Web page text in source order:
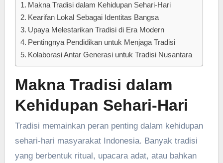
Makna Tradisi dalam Kehidupan Sehari-Hari
Kearifan Lokal Sebagai Identitas Bangsa
Upaya Melestarikan Tradisi di Era Modern
Pentingnya Pendidikan untuk Menjaga Tradisi
Kolaborasi Antar Generasi untuk Tradisi Nusantara
Makna Tradisi dalam
Kehidupan Sehari-Hari
Tradisi memainkan peran penting dalam kehidupan
sehari-hari masyarakat Indonesia. Banyak tradisi
yang berbentuk ritual, upacara adat, atau bahkan